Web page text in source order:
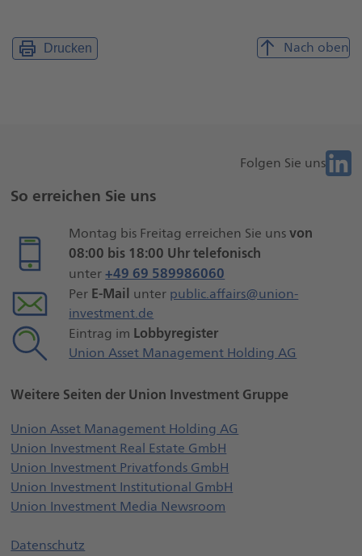
Drucken Nach oben
Folgen Sie uns
Sie
So erreichen Sie uns
Montag bis Freitag erreichen Sie unsvon
08:00 bis 18:00 Uhr telefonisch
unter +49 69 589986060
Per E-Mail unter public.affairs@union-
investment.de
Eintrag im Lobbyregister
Union Asset Management Holding AG
Weitere Seiten der Union Investment Gruppe
Union Asset Management Holding AG
Union Investment Real Estate GmbH
Union Investment Privatfonds GmbH
Union Investment Institutional GmbH
Union Investment Media Newsroom
Datenschutz